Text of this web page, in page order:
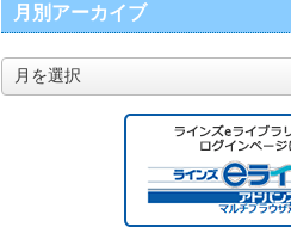
月別アーカイブ
月
別